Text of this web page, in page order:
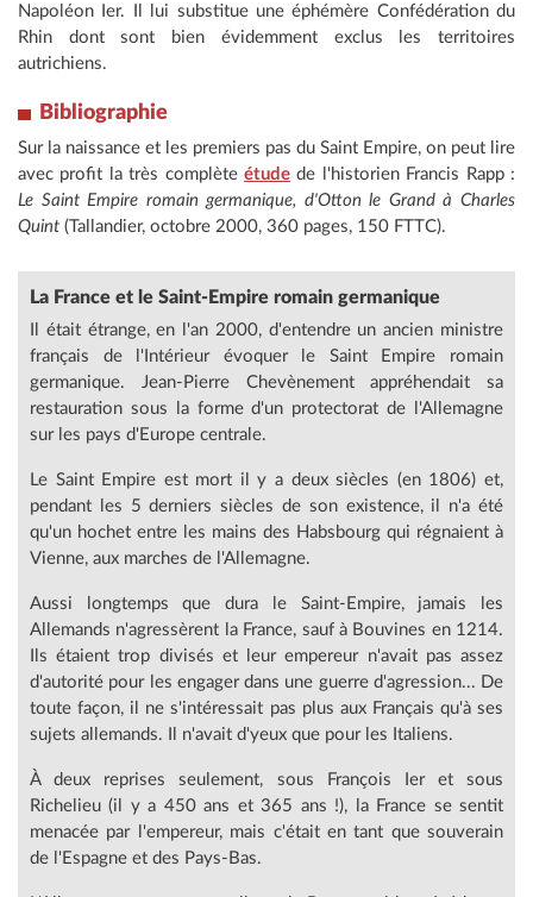
Napoléon Ier. Il lui substitue une éphémère Confédération du
Rhin dont sont bien évidemment exclus les territoires
autrichiens.
Bibliographie
Sur la naissance et les premiers pas du Saint Empire, on peut lire
avec profit la très complète étude de l'historien Francis Rapp :
Le Saint Empire romain germanique, d'Otton le Grand à Charles
Quint (Tallandier, octobre 2000, 360 pages, 150 FTTC).
La France et le Saint-Empire romain germanique
Il était étrange, en l'an 2000, d'entendre un ancien ministre
français de l'Intérieur évoquer le Saint Empire romain
germanique. Jean-Pierre Chevènement appréhendait sa
restauration sous la forme d'un protectorat de l'Allemagne
sur les pays d'Europe centrale.
Le Saint Empire est mort il y a deux siècles (en 1806) et,
pendant les 5 derniers siècles de son existence, il n'a été
qu'un hochet entre les mains des Habsbourg qui régnaient à
Vienne, aux marches de l'Allemagne.
Aussi longtemps que dura le Saint-Empire, jamais les
Allemands n'agressèrent la France, sauf à Bouvines en 1214.
Ils étaient trop divisés et leur empereur n'avait pas assez
d'autorité pour les engager dans une guerre d'agression... De
toute façon, il ne s'intéressait pas plus aux Français qu'à ses
sujets allemands. Il n'avait d'yeux que pour les Italiens.
À deux reprises seulement, sous François Ier et sous
Richelieu (il y a 450 ans et 365 ans !), la France se sentit
menacée par l'empereur, mais c'était en tant que souverain
de l'Espagne et des Pays-Bas.